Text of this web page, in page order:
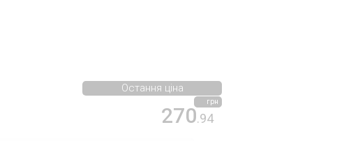
270.94
грн
Остання ціна